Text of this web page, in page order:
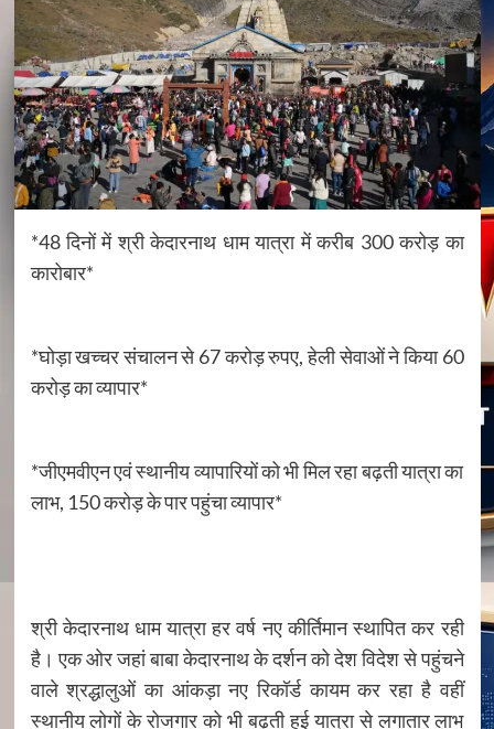
*48 दिनों में श्री केदारनाथ धाम यात्रा में करीब 300 करोड़ का
कारोबार*
*घोड़ा खच्चर संचालन से 67 करोड़ रुपए, हेली सेवाओं ने किया 60
करोड़ का व्यापार*
*जीएमवीएन एवं स्थानीय व्यापारियों को भी मिल रहा बढ़ती यात्रा का
लाभ, 150 करोड़ के पार पहुंचा व्यापार*
श्री केदारनाथ धाम यात्रा हर वर्ष नए कीर्तिमान स्थापित कर रही
है। एक ओर जहां बाबा केदारनाथ के दर्शन को देश विदेश से पहुंचने
वाले श्रद्धालुओं का आंकड़ा नए रिकॉर्ड कायम कर रहा है वहीं
स्थानीय लोगों के रोजगार को भी बढ़ती हुई यात्रा से लगातार लाभ